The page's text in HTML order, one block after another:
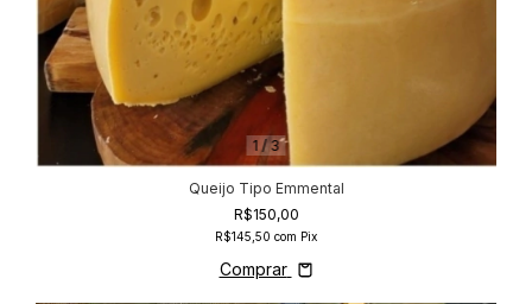
1 /3
Queijo Tipo Emmental
R$150,00
R$145,50 com Pix
Comprar